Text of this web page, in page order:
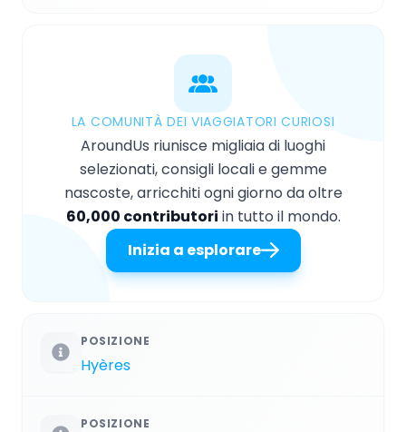
LA COMUNITÀ DEI VIAGGIATORI CURIOSI
AroundUs riunisce migliaia di luoghi
selezionati, consigli locali e gemme
nascoste, arricchiti ogni giorno da oltre
60,000 contributori in tutto il mondo.
Inizia a esplorare
POSIZIONE
Hyères
POSIZIONE